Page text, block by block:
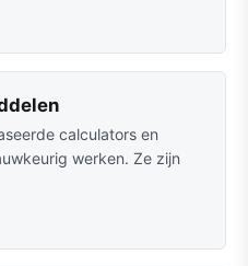
calculators en
werken. Ze zijn